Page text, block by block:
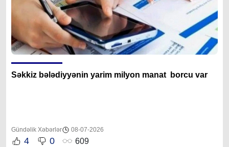
Səkkiz bələdiyyənin yarim milyon manat borcu var
Gündəlik Xəbərlər 08-07-2026
4 0 609